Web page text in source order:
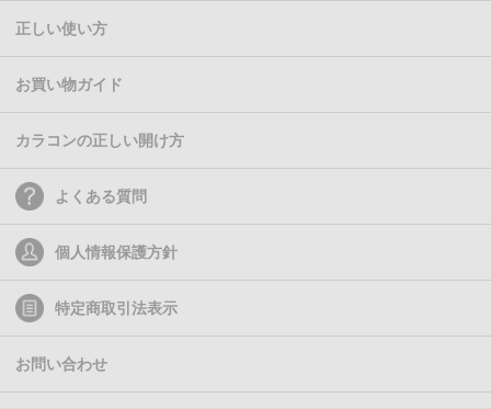
正しい使い方
お買い物ガイド
カラコンの正しい開け方
よくある質問
個人情報保護方針
特定商取引法表示
お問い合わせ